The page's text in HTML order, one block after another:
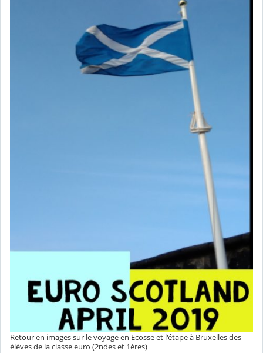
Retour en images sur le voyage en Ecosse et l'étape à Bruxelles des
élèves de la classe euro (2ndes et 1ères)